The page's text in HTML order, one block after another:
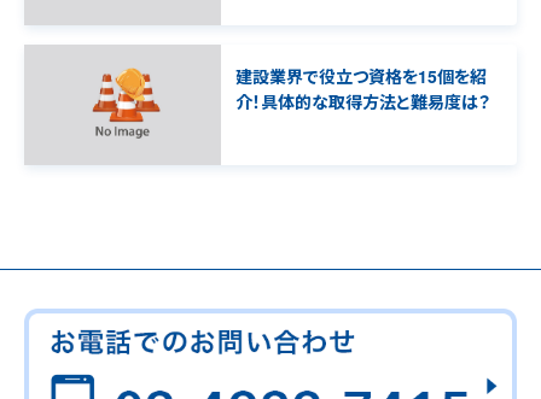
建設業界で役立つ資格を15個を紹
介！具体的な取得方法と難易度は？